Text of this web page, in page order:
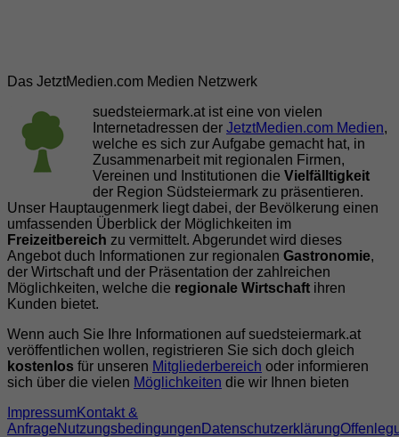
Das JetztMedien.com Medien Netzwerk
suedsteiermark.at ist eine von vielen
Internetadressen der JetztMedien.com Medien,
welche es sich zur Aufgabe gemacht hat, in
Zusammenarbeit mit regionalen Firmen,
Vereinen und Institutionen die Vielfälltigkeit
der Region Südsteiermark zu präsentieren.
Unser Hauptaugenmerk liegt dabei, der Bevölkerung einen
umfassenden Überblick der Möglichkeiten im
Freizeitbereich zu vermittelt. Abgerundet wird dieses
Angebot duch Informationen zur regionalen Gastronomie,
der Wirtschaft und der Präsentation der zahlreichen
Möglichkeiten, welche die regionale Wirtschaft ihren
Kunden bietet.
Wenn auch Sie Ihre Informationen auf suedsteiermark.at
veröffentlichen wollen, registrieren Sie sich doch gleich
kostenlos für unseren Mitgliederbereich oder informieren
sich über die vielen Möglichkeiten die wir Ihnen bieten
ImpressumKontakt &
AnfrageNutzungsbedingungen Datenschutzerklärung